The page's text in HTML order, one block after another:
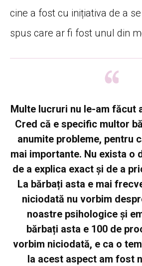
cine a fost cu inițiativa de a
spus care ar fi fost unul din
Multe lucruri nu le-am făcut
Cred că e specific multor
anumite probleme, pentru
mai importante. Nu exista o
de a explica exact și de a
La bărbați asta e mai
niciodată nu vorbim
noastre psihologice și
bărbați asta e 100 de
vorbim niciodată, e ca o
la acest aspect am fost